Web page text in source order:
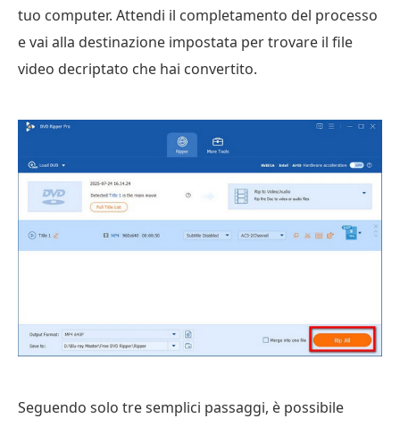
tuo computer. Attendi il completamento del processo
e vai alla destinazione impostata per trovare il file
video decriptato che hai convertito.
Seguendo solo tre semplici passaggi, è possibile